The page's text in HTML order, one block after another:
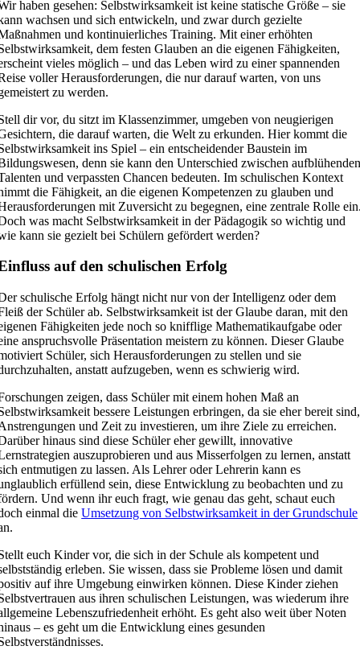
haben gesehen: Selbstwirksamkeit ist keine statische Größe – sie
wachsen und sich entwickeln, und zwar durch gezielte
und kontinuierliches Training. Mit einer erhöhten
dem festen Glauben an die eigenen Fähigkeiten,
vieles möglich – und das Leben wird zu einer spannenden
voller Herausforderungen, die nur darauf warten, von uns
zu werden.
dir vor, du sitzt im Klassenzimmer, umgeben von neugierigen
die darauf warten, die Welt zu erkunden. Hier kommt die
ins Spiel – ein entscheidender Baustein im
denn sie kann den Unterschied zwischen
und verpassten Chancen bedeuten. Im schulischen Kontext
die Fähigkeit, an die eigenen Kompetenzen zu glauben und
mit Zuversicht zu begegnen, eine zentrale Rolle
was macht Selbstwirksamkeit in der Pädagogik so wichtig und
kann sie gezielt bei Schülern gefördert werden?
auf den schulischen Erfolg
schulische Erfolg hängt nicht nur von der Intelligenz oder dem
der Schüler ab. Selbstwirksamkeit ist der Glaube daran, mit den
Fähigkeiten jede noch so knifflige Mathematikaufgabe oder
anspruchsvolle Präsentation meistern zu können. Dieser Glaube
Schüler, sich Herausforderungen zu stellen und sie
anstatt aufzugeben, wenn es schwierig wird.
zeigen, dass Schüler mit einem hohen Maß an
bessere Leistungen erbringen, da sie eher bereit sind,
und Zeit zu investieren, um ihre Ziele zu erreichen.
hinaus sind diese Schüler eher gewillt, innovative
auszuprobieren und aus Misserfolgen zu lernen, anstatt
entmutigen zu lassen. Als Lehrer oder Lehrerin kann es
erfüllend sein, diese Entwicklung zu beobachten und zu
Und wenn ihr euch fragt, wie genau das geht, schaut euch
einmal dieUmsetzung von Selbstwirksamkeit in der Grundschule
euch Kinder vor, die sich in der Schule als kompetent und
erleben. Sie wissen, dass sie Probleme lösen und damit
auf ihre Umgebung einwirken können. Diese Kinder ziehen
aus ihren schulischen Leistungen, was wiederum ihre
Lebenszufriedenheit erhöht. Es geht also weit über Noten
– es geht um die Entwicklung eines gesunden